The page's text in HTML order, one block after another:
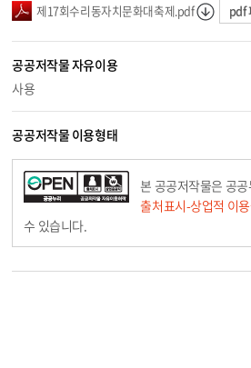
제17회수리동자치문화대축제.pdf pdf
공공저작물 자유이용
사용
공공저작물 이용형태
본 공공저작물은 공공
출처표시-상업적 이
수 있습니다.